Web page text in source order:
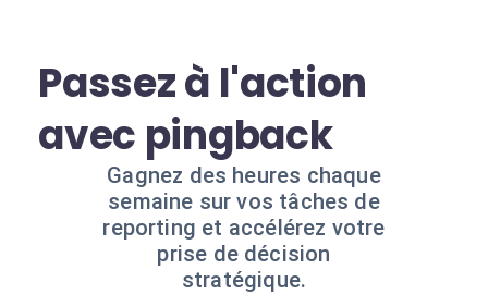
Passez à l'action
avec pingback
Gagnez des heures chaque
semaine sur vos tâches de
reporting et accélérez votre
prise de décision
stratégique.